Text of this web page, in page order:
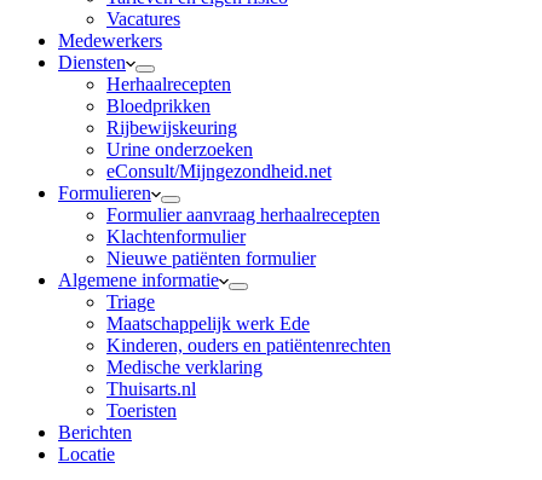
Vacatures
Medewerkers
Diensten
Herhaalrecepten
Bloedprikken
Rijbewijskeuring
Urine onderzoeken
eConsult/Mijngezondheid.net
Formulieren
Formulier aanvraag herhaalrecepten
Klachtenformulier
Nieuwe patiënten formulier
Algemene informatie
Triage
Maatschappelijk werk Ede
Kinderen, ouders en patiëntenrechten
Medische verklaring
Thuisarts.nl
Toeristen
Berichten
Locatie